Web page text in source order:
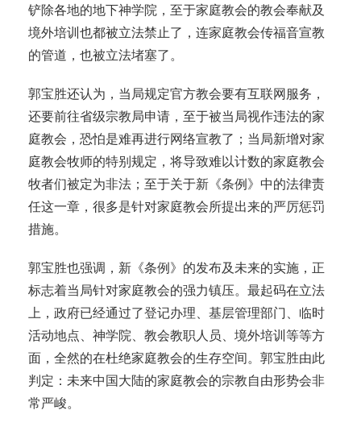
铲除各地的地下神学院，至于家庭教会的教会奉献及
境外培训也都被立法禁止了，连家庭教会传福音宣教
的管道，也被立法堵塞了。
郭宝胜还认为，当局规定官方教会要有互联网服务，
还要前往省级宗教局申请，至于被当局视作违法的家
庭教会，恐怕是难再进行网络宣教了；当局新增对家
庭教会牧师的特别规定，将导致难以计数的家庭教会
牧者们被定为非法；至于关于新《条例》中的法律责
任这一章，很多是针对家庭教会所提出来的严厉惩罚
措施。
郭宝胜也强调，新《条例》的发布及未来的实施，正
标志着当局针对家庭教会的强力镇压。最起码在立法
上，政府已经通过了登记办理、基层管理部门、临时
活动地点、神学院、教会教职人员、境外培训等等方
面，全然的在杜绝家庭教会的生存空间。郭宝胜由此
判定：未来中国大陆的家庭教会的宗教自由形势会非
常严峻。